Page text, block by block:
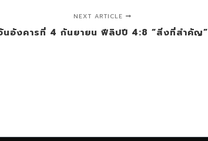
NEXT ARTICLE
นอังคารที่ 4 กันยายน ฟีลิปปี 4:8 “สิ่งที่สำคัญ”